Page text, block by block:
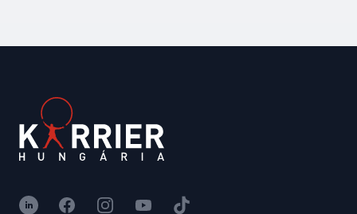
LinkedInFacebookInstagramYouTubeTikTok